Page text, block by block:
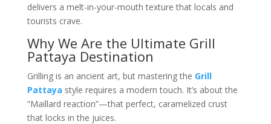
delivers a melt-in-your-mouth texture that locals and
tourists crave.
Why We Are the Ultimate Grill
Pattaya Destination
Grilling is an ancient art, but mastering the Grill
Pattaya style requires a modern touch. It’s about the
“Maillard reaction”—that perfect, caramelized crust
that locks in the juices.